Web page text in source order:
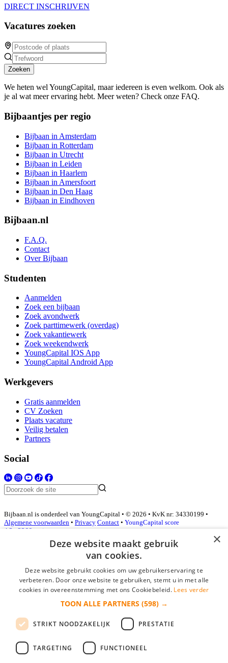
DIRECT INSCHRIJVEN
Vacatures zoeken
Zoeken
We heten wel YoungCapital, maar iedereen is even welkom. Ook als
je al wat meer ervaring hebt. Meer weten? Check onze FAQ.
Bijbaantjes per regio
Bijbaan in Amsterdam
Bijbaan in Rotterdam
Bijbaan in Utrecht
Bijbaan in Leiden
Bijbaan in Haarlem
Bijbaan in Amersfoort
Bijbaan in Den Haag
Bijbaan in Eindhoven
Bijbaan.nl
F.A.Q.
Contact
Over Bijbaan
Studenten
Aanmelden
Zoek een bijbaan
Zoek avondwerk
Zoek parttimewerk (overdag)
Zoek vakantiewerk
Zoek weekendwerk
YoungCapital IOS App
YoungCapital Android App
Werkgevers
Gratis aanmelden
CV Zoeken
Plaats vacature
Veilig betalen
Partners
Social
Bijbaan.nl is onderdeel van YoungCapital • © 2026 • KvK nr: 34330199 •
Algemene voorwaarden • Privacy Contact • YoungCapital score
4.3 - 3366 reviews
Inloggen als bedrijf
*
login gegevens onthouden
login
×
Deze website maakt gebruik
van cookies.
Deze website gebruikt cookies om uw gebruikerservaring te
verbeteren. Door onze website te gebruiken, stemt u in met alle
cookies in overeenstemming met ons Cookiebeleid. Lees verder
TOON ALLE PARTNERS (598) →
STRIKT NOODZAKELIJK PRESTATIE
TARGETING FUNCTIONEEL